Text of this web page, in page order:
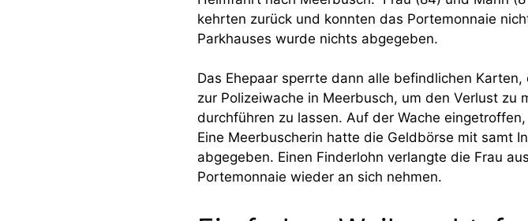
kehrten zurück und konnten das Portemonnaie
Parkhauses wurde nichts abgegeben.
Das Ehepaar sperrte dann alle befindlichen
zur Polizeiwache in Meerbusch, um den Verlust zu
durchführen zu lassen. Auf der Wache
Eine Meerbuscherin hatte die Geldbörse mit samt
abgegeben. Einen Finderlohn verlangte die Frau
Portemonnaie wieder an sich nehmen.